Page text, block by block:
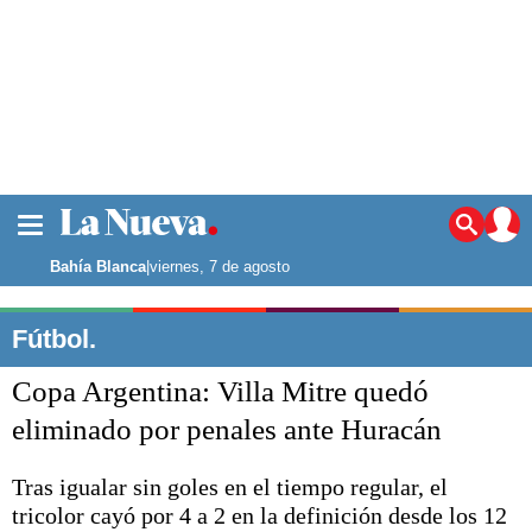
Noticias
La ciudad
Punta Alta
El mundo
Seguridad
Deportes
Escenario Olímpico
Liga del Sur
Bahía Blanca|viernes, 7 de agosto
Fútbol.
Copa Argentina: Villa Mitre quedó
eliminado por penales ante Huracán
Tras igualar sin goles en el tiempo regular, el
tricolor cayó por 4 a 2 en la definición desde los 12